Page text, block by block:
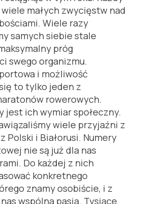
wiele małych zwycięstw nad
Wiele razy
samych siebie stale
próg
swego organizmu.
i możliwość
to tylko jeden z
rowerowych.
jest ich wymiar społeczny.
wiele przyjaźni z
Polski i Białorusi. Numery
nie są już dla nas
Do każdej z nich
konkretnego
znamy osobiście, i z
wspólna pasja. Tysiące